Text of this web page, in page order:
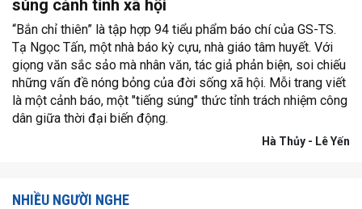
súng cảnh tỉnh xã hội
“Bắn chỉ thiên” là tập hợp 94 tiểu phẩm báo chí của GS-TS.
Tạ Ngọc Tấn, một nhà báo kỳ cựu, nhà giáo tâm huyết. Với
giọng văn sắc sảo mà nhân văn, tác giả phản biện, soi chiếu
những vấn đề nóng bỏng của đời sống xã hội. Mỗi trang viết
là một cảnh báo, một "tiếng súng" thức tỉnh trách nhiệm công
dân giữa thời đại biến động.
Hà Thủy - Lê Yến
NHIỀU NGƯỜI NGHE